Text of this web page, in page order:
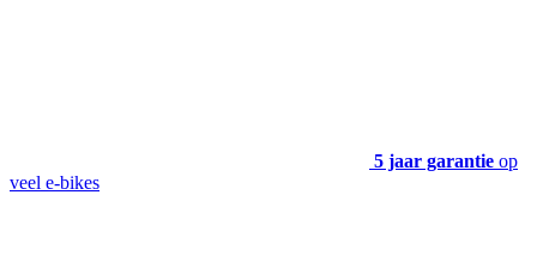
5 jaar garantie op
veel e-bikes